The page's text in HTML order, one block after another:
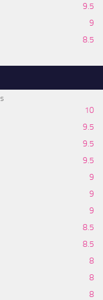
9.5
9
8.5
10
9.5
9.5
9.5
9
9
9
8.5
8.5
8
8
8